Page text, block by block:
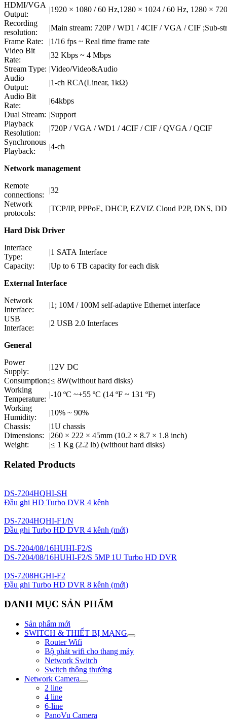
HDMI/VGA
Output:
|1920 × 1080 / 60 Hz,1280 × 1024 / 60 Hz, 1280 ×
Recording
resolution:
|Main stream: 720P / WD1 / 4CIF / VGA / CIF ;Sub-
Frame Rate:
|1/16 fps ~ Real time frame rate
Video Bit
Rate:
|32 Kbps ~ 4 Mbps
Stream Type: |Video/Video&Audio
Audio
Output:
|1-ch RCA(Linear, 1kΩ)
Audio Bit
Rate:
|64kbps
Dual Stream: |Support
Playback
Resolution:
|720P / VGA / WD1 / 4CIF / CIF / QVGA / QCIF
Synchronous
Playback:
|4-ch
Network management
Remote
connections:
|32
Network
protocols:
|TCP/IP, PPPoE, DHCP, EZVIZ Cloud P2P, DNS,
Hard Disk Driver
Interface
Type:
|1 SATA Interface
Capacity:
|Up to 6 TB capacity for each disk
External Interface
Network
Interface:
|1; 10M / 100M self-adaptive Ethernet interface
USB
Interface:
|2 USB 2.0 Interfaces
General
Power
Supply:
|12V DC
Consumption:|≤ 8W(without hard disks)
Working
Temperature:
|-10 ºC ~+55 ºC (14 ºF ~ 131 ºF)
Working
Humidity:
|10% ~ 90%
Chassis:
|1U chassis
Dimensions:
|260 × 222 × 45mm (10.2 × 8.7 × 1.8 inch)
Weight:
|≤ 1 Kg (2.2 lb) (without hard disks)
Related Products
DS-7204HQHI-SH
Đầu ghi HD Turbo DVR 4 kênh
DS-7204HQHI-F1/N
Đầu ghi Turbo HD DVR 4 kênh (mới)
DS-7204/08/16HUHI-F2/S
DS-7204/08/16HUHI-F2/S 5MP 1U Turbo HD DVR
DS-7208HGHI-F2
Đầu ghi Turbo HD DVR 8 kênh (mới)
DANH MỤC SẢN PHẨM
Sản phẩm mới
SWITCH & THIẾT BỊ MẠNG
Router Wifi
Bộ phát wifi cho thang máy
Network Switch
Switch thông thường
Network Camera
2 line
4 line
6-line
PanoVu Camera